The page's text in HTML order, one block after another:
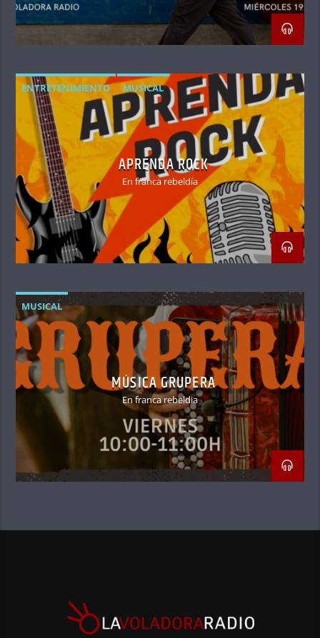
ENTRETENIMIENTO MUSICAL
APRENDA ROCK
En franca rebeldía
MUSICAL
MÚSICA GRUPERA
En franca rebeldia